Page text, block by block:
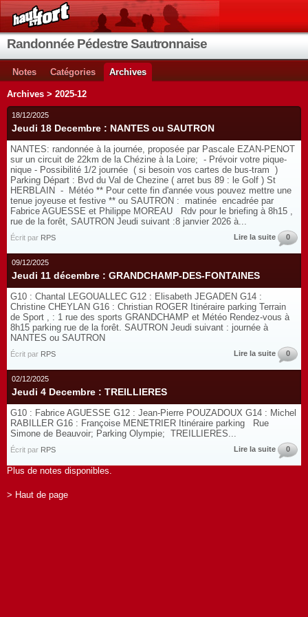
Randonnée Pédestre Sautronnaise
Notes Catégories Archives
Archives > 2025-12
18/12/2025
Jeudi 18 Decembre : NANTES ou SAUTRON
NANTES: randonnée à la journée, proposée par Pascale EZAN-PENOT
sur un circuit de 22km de la Chézine à la Loire; - Prévoir votre pique-
nique - Possibilité 1/2 journée ( si besoin vos cartes de bus-tram )
Parking Départ : Bvd du Val de Chezine ( arret bus 89 : le Golf ) St
HERBLAIN - Météo ** Pour cette fin d'année vous pouvez mettre une
tenue joyeuse et festive ** ou SAUTRON : matinée encadrée par
Fabrice AGUESSE et Philippe MOREAU Rdv pour le briefing à 8h15 ,
rue de la forêt, SAUTRON Jeudi suivant :8 janvier 2026 à...
Écrit par RPS Lire la suite 0
09/12/2025
Jeudi 11 décembre : GRANDCHAMP-DES-FONTAINES
G10 : Chantal LEGOUALLEC G12 : Elisabeth JEGADEN G14 :
Christine CHEYLAN G16 : Christian ROGER Itinéraire parking Terrain
de Sport , : 1 rue des sports GRANDCHAMP et Météo Rendez-vous à
8h15 parking rue de la forêt. SAUTRON Jeudi suivant : journée à
NANTES ou SAUTRON
Écrit par RPS Lire la suite 0
02/12/2025
Jeudi 4 Decembre : TREILLIERES
G10 : Fabrice AGUESSE G12 : Jean-Pierre POUZADOUX G14 : Michel
RABILLER G16 : Françoise MENETRIER Itinéraire parking Rue
Simone de Beauvoir; Parking Olympie; TREILLIERES...
Écrit par RPS Lire la suite 0
Plus de notes disponibles.
> Haut de page